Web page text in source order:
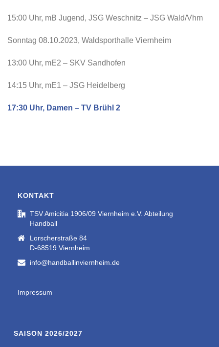
15:00 Uhr, mB Jugend, JSG Weschnitz – JSG Wald/Vhm
Sonntag 08.10.2023, Waldsporthalle Viernheim
13:00 Uhr, mE2 – SKV Sandhofen
14:15 Uhr, mE1 – JSG Heidelberg
17:30 Uhr, Damen – TV Brühl 2
KONTAKT
TSV Amicitia 1906/09 Viernheim e.V. Abteilung
Handball
Lorscherstraße 84
D-68519 Viernheim
info@handballinviernheim.de
Impressum
SAISON 2026/2027